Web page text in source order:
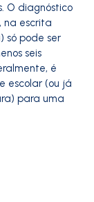
O diagnóstico
na escrita
só pode ser
seis
é
escolar (ou já
para uma